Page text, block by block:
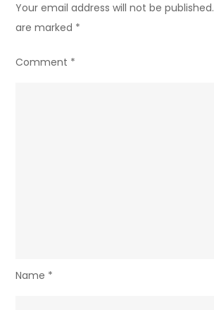
Your email address will not be published.
are marked *
Comment *
Name *